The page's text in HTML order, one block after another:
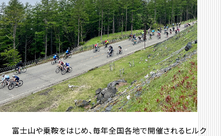
富士山や乗鞍をはじめ、毎年全国各地で開催されるヒルク